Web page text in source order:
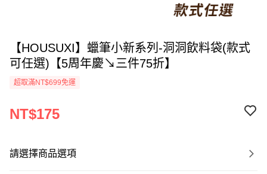
【HOUSUXI】蠟筆小新系列-洞洞飲料袋(款式
可任選)【5周年慶↘三件75折】
超取滿NT$699免運
NT$175
請選擇商品選項